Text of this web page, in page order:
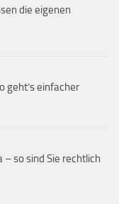
die eigenen
geht’s einfacher
so sind Sie rechtlich